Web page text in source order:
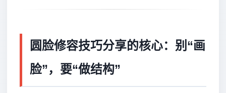
圆脸修容技巧分享的核心：别“画
脸”，要“做结构”